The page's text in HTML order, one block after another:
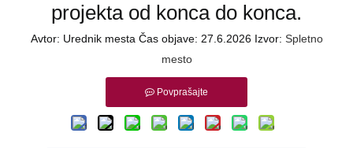
projekta od konca do konca.
Avtor: Urednik mesta Čas objave: 27.6.2026 Izvor: Spletno
mesto
Povprašajte